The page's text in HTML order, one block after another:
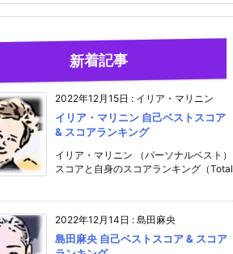
新着記事
2022年12月15日 : イリア・マリニン
イリア・マリニン 自己ベストスコア
& スコアランキング
イリア・マリニン （パーソナルベスト）
スコアと自身のスコアランキング（Total
2022年12月14日 : 島田麻央
島田麻央 自己ベストスコア & スコア